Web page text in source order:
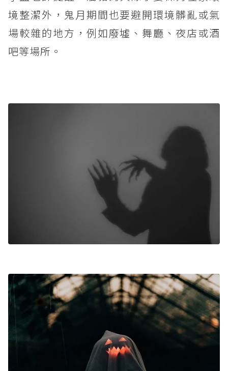
境整潔外，鬼月期間也要避開環境髒亂或氣
場較雜的地方，例如廢墟、舞廳、夜店或酒
吧等場所。